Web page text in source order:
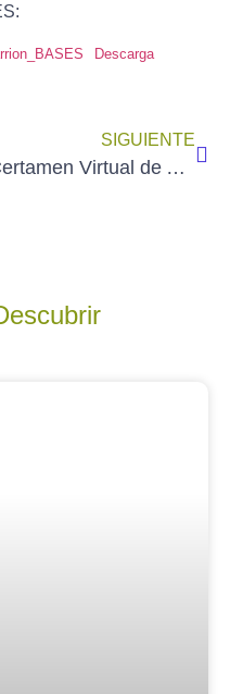
:
Descarga
SIGUIENTE
Certamen Virtual de Acuarela de MAJADAHONDA (admisión de obra hasta el 20 de junio)